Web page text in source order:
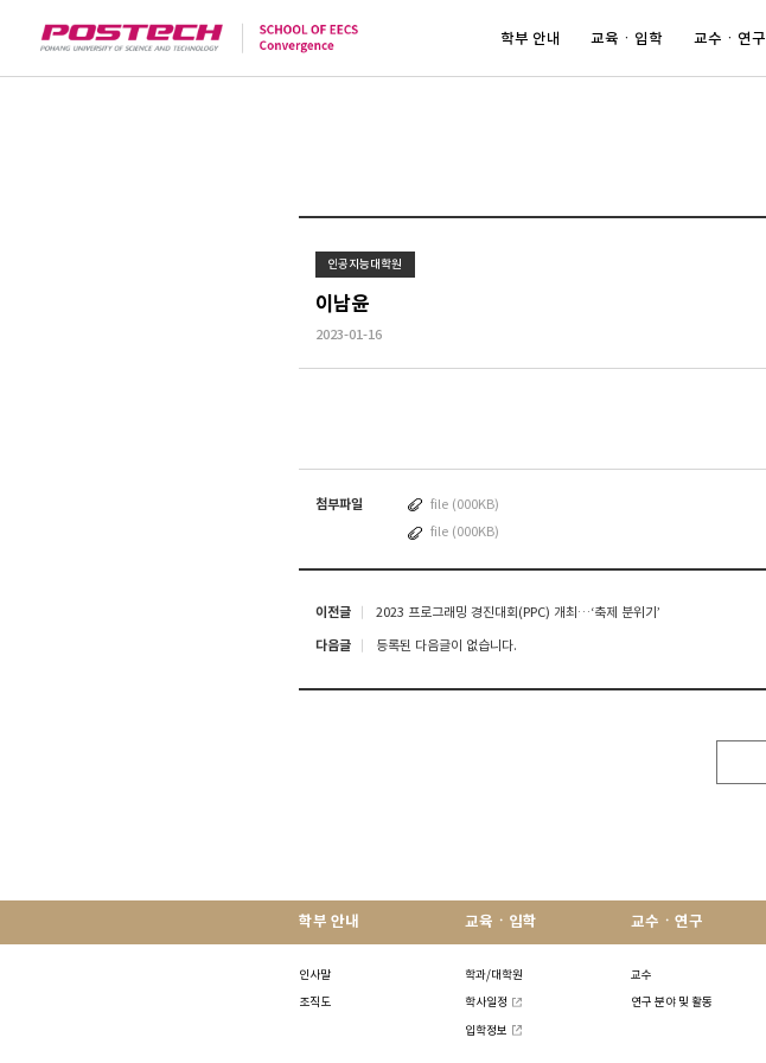
학부 안내 교육ㆍ입학 교수ㆍ연구
인공지능대학원
이남윤
2023-01-16
첨부파일
file (000KB)
file (000KB)
이전글 2023 프로그래밍 경진대회(PPC) 개최…‘축제 분위기’
다음글 등록된 다음글이 없습니다.
학부 안내
인사말
조직도
교육ㆍ입학
학과/대학원
학사일정
입학정보
교수ㆍ연구
교수
연구 분야 및 활동